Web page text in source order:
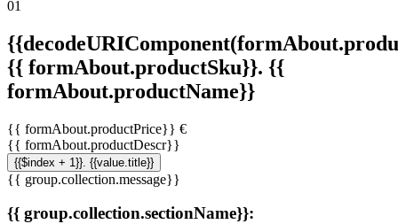
01
{{ formAbout.productSku}}. {{
formAbout.productName}}
{{ formAbout.productPrice}} €
{{ formAbout.productDescr}}
{{$index + 1}}. {{value.title}}
{{ group.collection.message}}
{{ group.collection.sectionName}}: